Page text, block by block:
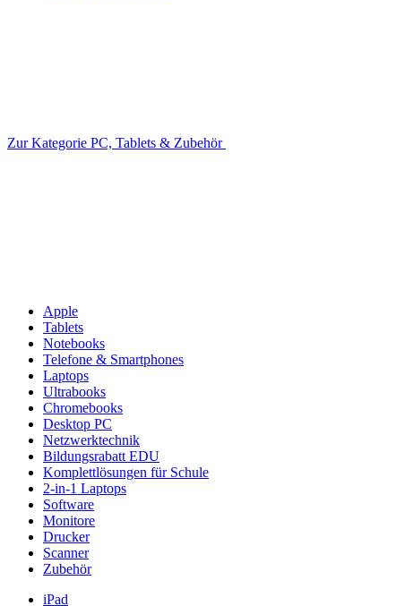
Zur Kategorie PC, Tablets & Zubehör
Apple
Tablets
Notebooks
Telefone & Smartphones
Laptops
Ultrabooks
Chromebooks
Desktop PC
Netzwerktechnik
Bildungsrabatt EDU
Komplettlösungen für Schule
2-in-1 Laptops
Software
Monitore
Drucker
Scanner
Zubehör
iPad